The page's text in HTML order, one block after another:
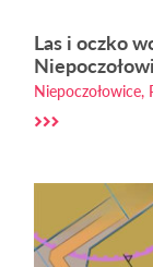
Las i oczko
Niepoczołowice,